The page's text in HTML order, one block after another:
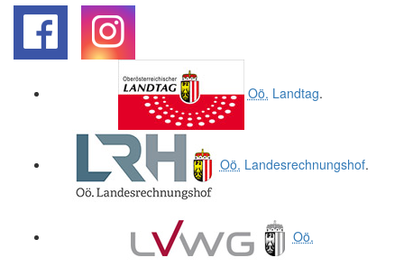
Oö. Landtag.
Oö. Landesrechnungshof.
Oö.